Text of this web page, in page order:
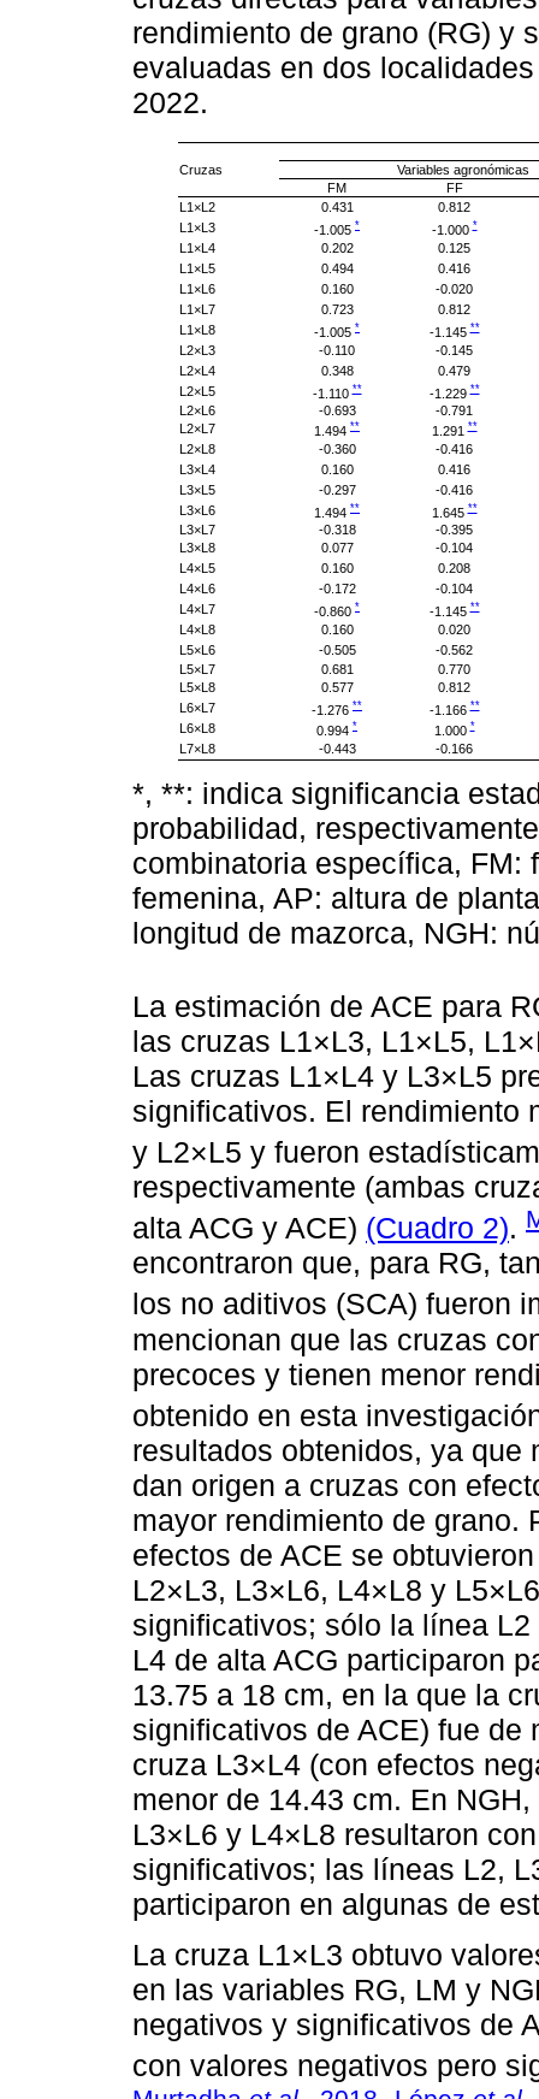
rendimiento de grano (RG) y
evaluadas en dos
2022.
Cruzas
Variables agronómicas
FM
FF
L1×L2
0.431
0.812
L1×L3
-1.005 * -1.000*
L1×L4 0.202
0.125
L1×L5
0.494
0.416
L1×L6
0.160
-0.020
L1×L7
0.723
0.812
L1×L8
-1.005 * -1.145**
L2×L3 -0.110
-0.145
L2×L4
0.348
0.479
L2×L5
-1.110** -1.229**
L2×L6 -0.693
-0.791
L2×L7
1.494 ** 1.291**
L2×L8 -0.360
-0.416
L3×L4
0.160
0.416
L3×L5
-0.297
-0.416
L3×L6
1.494 ** 1.645**
L3×L7 -0.318
-0.395
L3×L8
0.077
-0.104
L4×L5
0.160
0.208
L4×L6
-0.172
-0.104
L4×L7
-0.860 * -1.145**
L4×L8 0.160
0.020
L5×L6
-0.505
-0.562
L5×L7
0.681
0.770
L5×L8
0.577
0.812
L6×L7
-1.276 ** -1.166**
L6×L8 0.994 * 1.000*
L7×L8 -0.443 -0.166
*, **: indica significancia
probabilidad,
combinatoria específica, FM:
femenina, AP: altura de
longitud de mazorca, NGH:
La estimación de ACE para
las cruzas L1×L3, L1×L5,
Las cruzas L1×L4 y L3×L5
significativos. El rendimiento
y L2×L5 y fueron
respectivamente (ambas
alta ACG y ACE) (Cuadro 2).
encontraron que, para RG,
los no aditivos (SCA) fueron
mencionan que las cruzas
precoces y tienen menor
obtenido en esta
resultados obtenidos, ya que
dan origen a cruzas con
mayor rendimiento de grano.
efectos de ACE se
L2×L3, L3×L6, L4×L8 y
significativos; sólo la línea
L4 de alta ACG participaron
13.75 a 18 cm, en la que la
significativos de ACE) fue de
cruza L3×L4 (con efectos
menor de 14.43 cm. En
L3×L6 y L4×L8 resultaron
significativos; las líneas L2,
participaron en algunas de
La cruza L1×L3 obtuvo
en las variables RG, LM y
negativos y significativos de
con valores negativos pero